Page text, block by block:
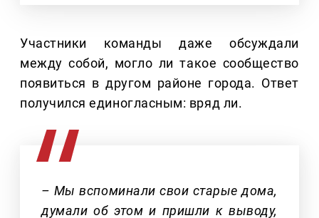
Участники команды даже обсуждали
между собой, могло ли такое сообщество
появиться в другом районе города. Ответ
получился единогласным: вряд ли.
– Мы вспоминали свои старые дома,
думали об этом и пришли к выводу,